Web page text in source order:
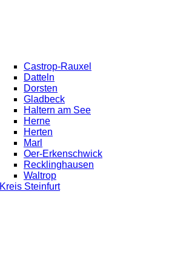
Castrop-Rauxel
Datteln
Dorsten
Gladbeck
Haltern am See
Herne
Herten
Marl
Oer-Erkenschwick
Recklinghausen
Waltrop
Kreis Steinfurt